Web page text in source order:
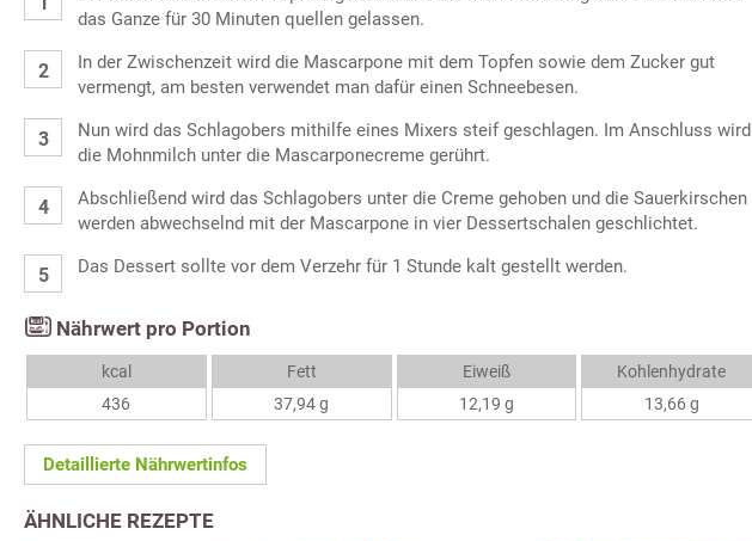
das Ganze für 30 Minuten quellen gelassen.
In der Zwischenzeit wird die Mascarpone mit dem Topfen sowie dem Zucker gut
vermengt, am besten verwendet man dafür einen Schneebesen.
Nun wird das Schlagobers mithilfe eines Mixers steif geschlagen. Im Anschluss wird
die Mohnmilch unter die Mascarponecreme gerührt.
Abschließend wird das Schlagobers unter die Creme gehoben und die Sauerkirschen
werden abwechselnd mit der Mascarpone in vier Dessertschalen geschlichtet.
Das Dessert sollte vor dem Verzehr für 1 Stunde kalt gestellt werden.
Nährwert pro Portion
kcal
436
Fett
37,94 g
Eiweiß
12,19 g
Kohlenhydrate
13,66 g
Detaillierte Nährwertinfos
ÄHNLICHE REZEPTE